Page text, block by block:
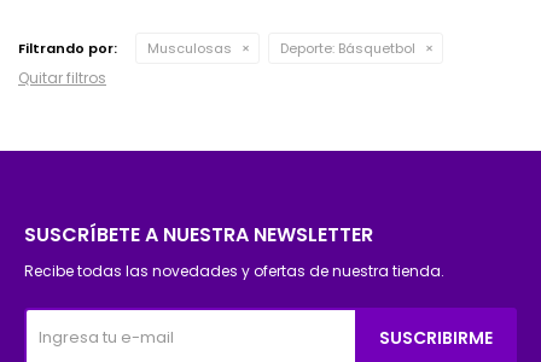
Filtrando por: Musculosas Deporte: Básquetbol
Quitar filtros
SUSCRÍBETE A NUESTRA NEWSLETTER
Recibe todas las novedades y ofertas de nuestra tienda.
SUSCRIBIRME